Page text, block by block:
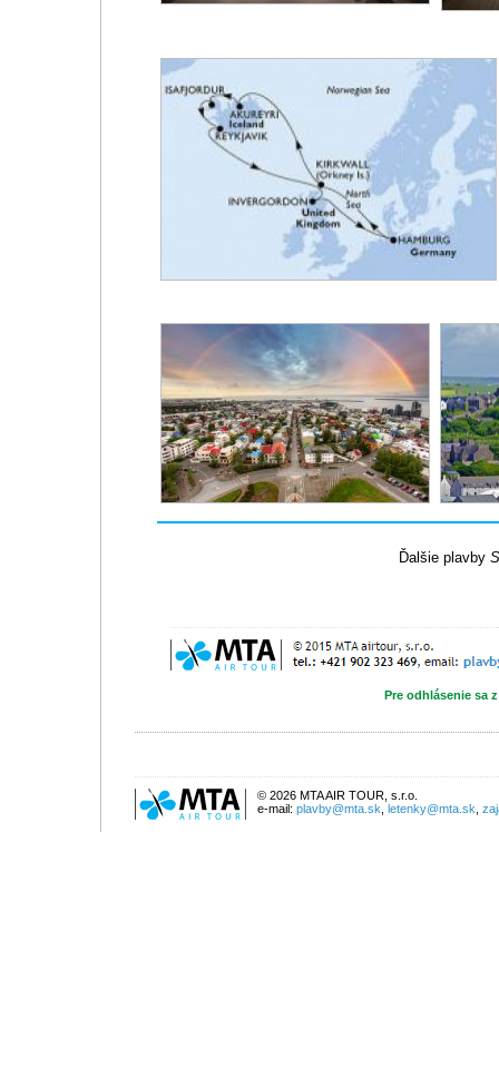
Ďalšie plavby
Pre odhlásenie sa
© 2026 MTA AIR TOUR, s.r.o.
e-mail: plavby@mta.sk letenky@mta.sk